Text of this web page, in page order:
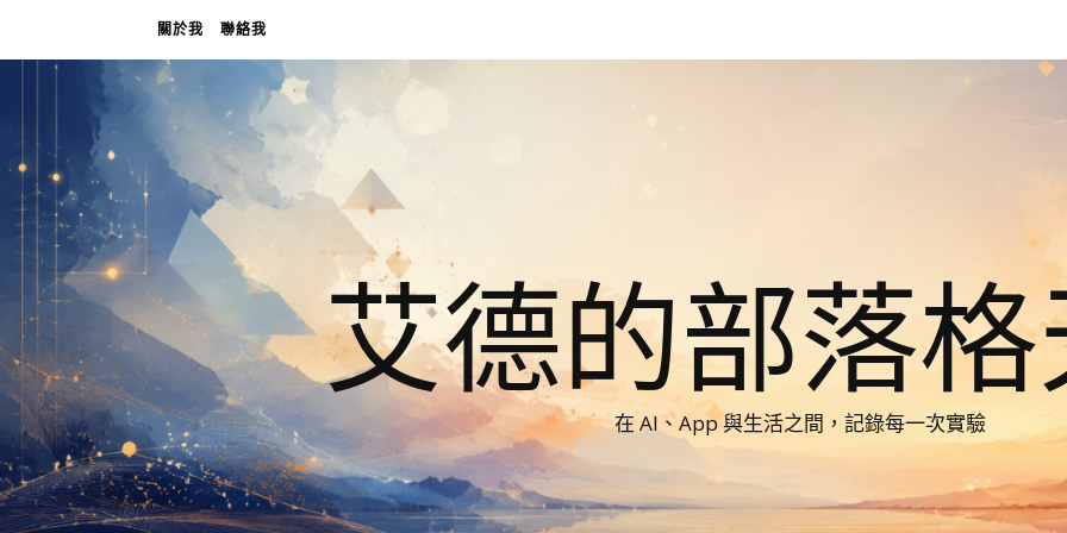
關於我 聯絡我
艾德的部落
在 AI、App 與生活之間，記錄每一次實驗